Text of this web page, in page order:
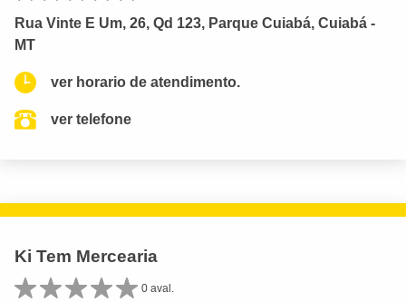
Rua Vinte E Um, 26, Qd 123, Parque Cuiabá, Cuiabá -
MT
ver horario de atendimento.
ver telefone
Ki Tem Mercearia
0 aval.